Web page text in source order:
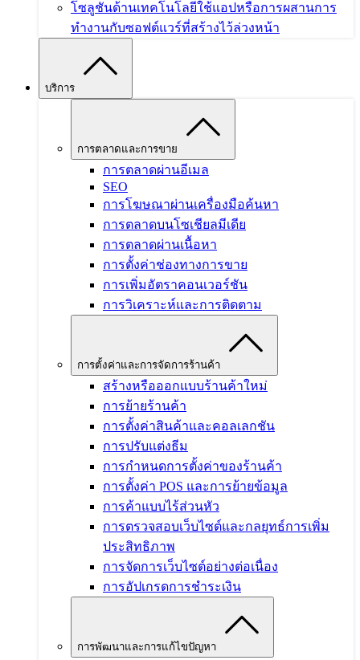
โซลูชันด้านเทคโนโลยีใช้แอปหรือการผสานการ
ทำงานกับซอฟต์แวร์ที่สร้างไว้ล่วงหน้า
บริการ
การตลาดและการขาย
การตลาดผ่านอีเมล
SEO
การโฆษณาผ่านเครื่องมือค้นหา
การตลาดบนโซเชียลมีเดีย
การตลาดผ่านเนื้อหา
การตั้งค่าช่องทางการขาย
การเพิ่มอัตราคอนเวอร์ชัน
การวิเคราะห์และการติดตาม
การตั้งค่าและการจัดการร้านค้า
สร้างหรือออกแบบร้านค้าใหม่
การย้ายร้านค้า
การตั้งค่าสินค้าและคอลเลกชัน
การปรับแต่งธีม
การกำหนดการตั้งค่าของร้านค้า
การตั้งค่า POS และการย้ายข้อมูล
การค้าแบบไร้ส่วนหัว
การตรวจสอบเว็บไซต์และกลยุทธ์การเพิ่ม
ประสิทธิภาพ
การจัดการเว็บไซต์อย่างต่อเนื่อง
การอัปเกรดการชำระเงิน
การพัฒนาและการแก้ไขปัญหา